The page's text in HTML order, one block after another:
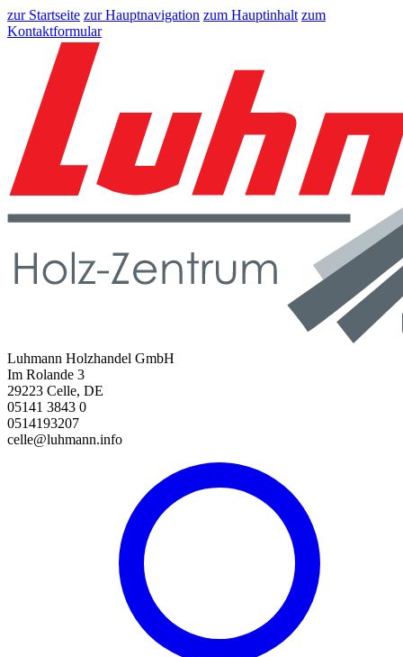
zur Startseite zur Hauptnavigation zum Hauptinhalt zum
Kontaktformular
Luhmann Holzhandel GmbH
Im Rolande 3
29223 Celle, DE
05141 3843 0
0514193207
celle@luhmann.info